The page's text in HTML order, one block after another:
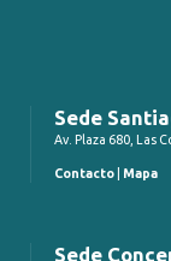
Sede
Av. Plaza 680, Las
Contacto Mapa
Sede